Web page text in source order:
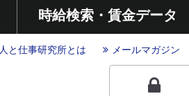
時給検索・賃金データ
人と仕事研究所とは メールマガジン